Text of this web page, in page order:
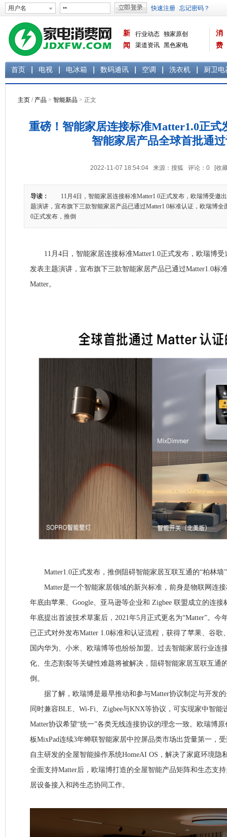
新
闻
行业动态 独家原创
渠道资讯 黑色家电
消
费
首页 电视 电冰箱 数码通讯 空调 洗衣机 厨卫电
主页 / 产品 > 智能新品 > 正文
重磅！智能家居连接标准Matter1.0正式
智能家居产品全球首批通
2022-11-07 18:54:04 来源：搜狐 评论： 0 [收
导读：
11月4日，智能家居连接标准Matter1 0正式发布，欧瑞博受邀
题演讲，宣布旗下三款智能家居产品已通过Matter1 0标准认证，欧
0正式发布，推倒
11月4日，智能家居连接标准Matter1.0正式发布，欧瑞博受
发表主题演讲，宣布旗下三款智能家居产品已通过Matter1.0标
Matter。
Matter1.0正式发布，推倒阻碍智能家居互联互通的“柏林墙”
Matter是一个智能家居领域的新兴标准，前身是物联网连接
年底由苹果、Google、亚马逊等企业和 Zigbee 联盟成立的连接
年底提出首波技术草案后，2021年5月正式更名为“Matter”。今
已正式对外发布Matter 1.0标准和认证流程，获得了苹果、谷歌
国内华为、小米、欧瑞博等也纷纷加盟。过去智能家居行业连
化、生态割裂等关键性难题将被解决，阻碍智能家居互联互通
倒。
据了解，欧瑞博是最早推动和参与Matter协议制定与开发的
同时兼容BLE、Wi-Fi、Zigbee与KNX等协议，可实现家中智能
Matter协议希望“统一”各类无线连接协议的理念一致。欧瑞博
板MixPad连续3年蝉联智能家居中控屏品类市场出货量第一，
自主研发的全屋智能操作系统HomeAI OS，解决了家庭环境隐
全面支持Matter后，欧瑞博打造的全屋智能产品矩阵和生态支
居设备接入和跨生态协同工作。